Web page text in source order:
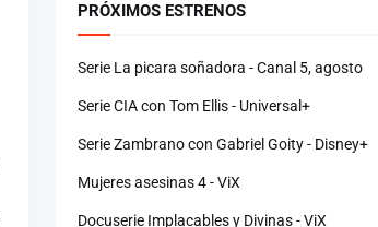
PRÓXIMOS ESTRENOS
Serie La picara soñadora - Canal 5, agosto
Serie CIA con Tom Ellis - Universal+
Serie Zambrano con Gabriel Goity - Disney+
Mujeres asesinas 4 - ViX
Docuserie Implacables y Divinas - ViX